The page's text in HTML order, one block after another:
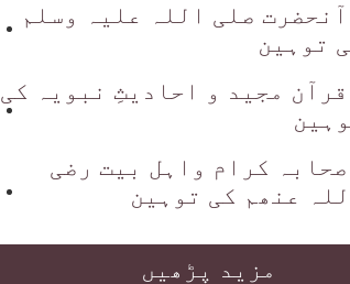
آنحضرت صلی اللہ علیہ وسلم
توہین
قرآن مجید و احادیثِ نبویہ کی
صحابہ کرام واہل بیت رضی
عنھم کی توہین
مزید پڑھیں